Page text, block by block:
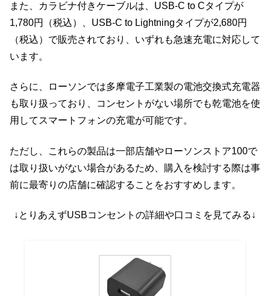
また、カラビナ付きケーブルは、USB-C to Cタイプが
1,780円（税込）、USB-C to Lightningタイプが2,680円
（税込）で販売されており、いずれも急速充電に対応して
います。
さらに、ローソンでは多摩電子工業製の電池交換式充電器
も取り扱っており、コンセントがない場所でも乾電池を使
用してスマートフォンの充電が可能です。
ただし、これらの製品は一部店舗やローソンストア100で
は取り扱いがない場合があるため、購入を検討する際は事
前に最寄りの店舗に確認することをおすすめします。
↓とりあえずUSBコンセントの詳細や口コミを見てみる↓